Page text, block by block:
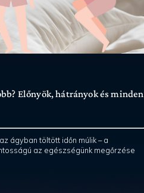
Előnyök, hátrányok és minden
ágyban töltött időn múlik – a
az egészségünk megőrzése